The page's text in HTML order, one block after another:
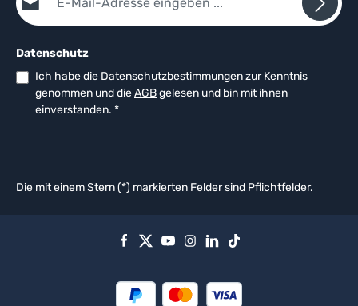
Datenschutz
Ich habe die Datenschutzbestimmungenzur Kenntnis
genommen und dieAGBgelesen und bin mit ihnen
einverstanden. *
Die mit einem Stern (*) markierten Felder sind Pflichtfelder.